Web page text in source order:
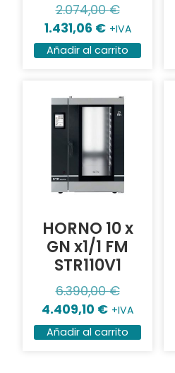
2.074,00€
1.431,06 € +IVA
Añadir al carrito
HORNO 10 x
GN x1/1 FM
STR110V1
6.390,00€
4.409,10 € +IVA
Añadir al carrito